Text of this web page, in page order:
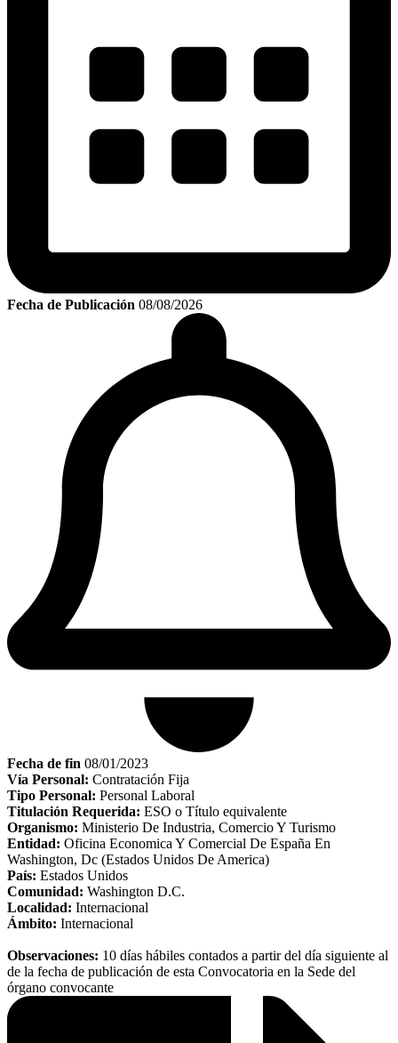
Fecha de Publicación 08/08/2026
Fecha de fin 08/01/2023
Vía Personal: Contratación Fija
Tipo Personal: Personal Laboral
Titulación Requerida: ESO o Título equivalente
Organismo: Ministerio De Industria, Comercio Y Turismo
Entidad: Oficina Economica Y Comercial De España En
Washington, Dc (Estados Unidos De America)
País: Estados Unidos
Comunidad: Washington D.C.
Localidad: Internacional
Ámbito: Internacional
Observaciones: 10 días hábiles contados a partir del día siguiente al
de la fecha de publicación de esta Convocatoria en la Sede del
órgano convocante